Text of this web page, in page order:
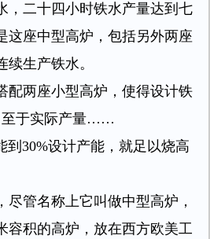
二十四小时铁水产量达到七
这座中型高炉，包括另外两座
生产铁水。
配两座小型高炉，使得设计铁
至于实际产量……
到30%设计产能，就足以烧高
尽管名称上它叫做中型高炉，
容积的高炉，放在西方欧美工